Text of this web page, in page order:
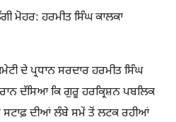
ਮੋਹਰ: ਹਰਮੀਤ ਸਿੰਘ ਕਾਲਕਾ
ਦੇ ਪ੍ਰਧਾਨ ਸਰਦਾਰ ਹਰਮੀਤ ਸਿੰਘ
ਦੱਸਿਆ ਕਿ ਗੁਰੂ ਹਰਕ੍ਰਿਸ਼ਨ ਪਬਲਿਕ
ਸਟਾਫ਼ ਦੀਆਂ ਲੰਬੇ ਸਮੇਂ ਤੋਂ ਲਟਕ ਰਹੀਆਂ